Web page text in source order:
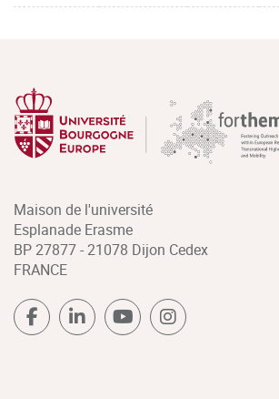
Maison de l'université
Esplanade Erasme
BP 27877 - 21078 Dijon Cedex
FRANCE